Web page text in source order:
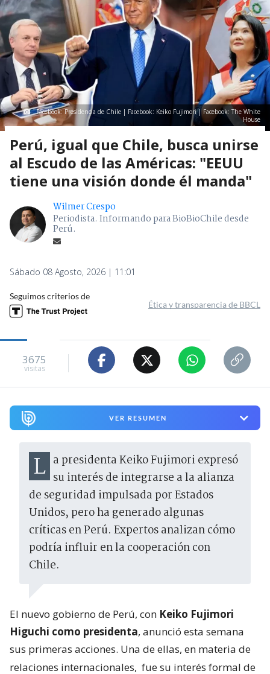
Facebook: Presidencia de Chile | Facebook: Keiko Fujimori | Facebook: The White
House
Perú, igual que Chile, busca unirse
al Escudo de las Américas: "EEUU
tiene una visión donde él manda"
Wilmer Crespo
Periodista. Informando para BioBioChile desde
Perú.
Sábado 08 Agosto, 2026 | 11:01
Seguimos criterios de
Ética y transparencia de BBCL
3675
visitas
VER RESUMEN
La presidenta Keiko Fujimori expresó su interés de integrarse a la alianza
de seguridad impulsada por Estados
Unidos, pero ha generado algunas
críticas en Perú. Expertos analizan cómo
podría influir en la cooperación con
Chile.
El nuevo gobierno de Perú, con Keiko Fujimori
Higuchi como presidenta, anunció esta semana
sus primeras acciones. Una de ellas, en materia de
relaciones internacionales, fue su interés formal de